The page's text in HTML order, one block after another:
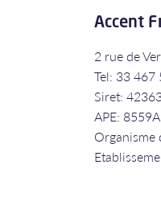
Accent
2 rue de
Tel: 33 467
Siret:
APE: